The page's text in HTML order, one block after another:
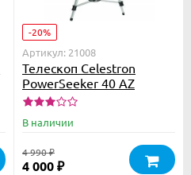
-20%
Артикул: 21008
Телескоп Celestron
PowerSeeker 40 AZ
В наличии
4 990₽
4 000 ₽